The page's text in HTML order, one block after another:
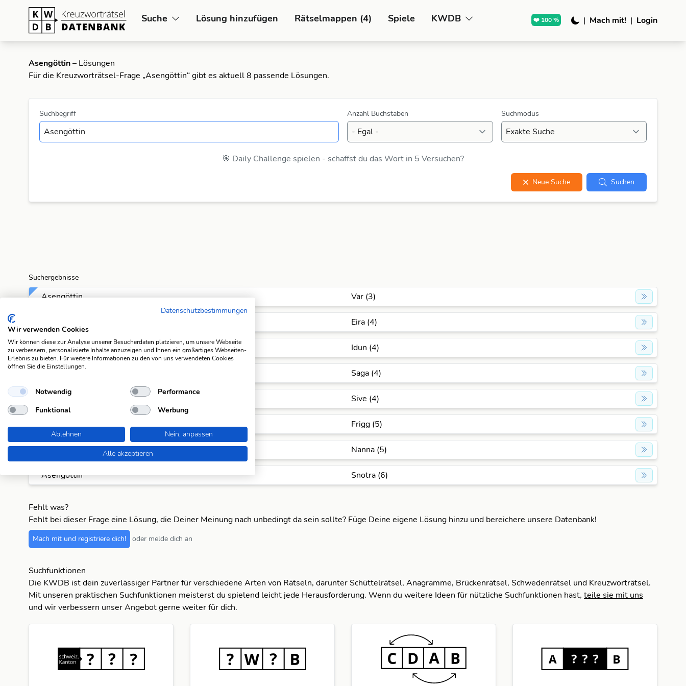
Suche Lösung hinzufügen Rätselmappen (4) Spiele KWDB ❤️ 100 % | Mach mit! | Login
Asengöttin– Lösungen
Für die Kreuzworträtsel-Frage „Asengöttin“ gibt es aktuell 8 passende Lösungen.
Suchbegriff Anzahl Buchstaben Suchmodus
🎯 Daily Challenge spielen - schaffst du das Wort in 5 Versuchen?
Neue Suche Suchen
Suchergebnisse
Asengöttin Var (3)
Eira (4)
Asengöttin Idun (4)
Asengöttin Saga (4)
Asengöttin Sive (4)
Asengöttin Frigg (5)
Asengöttin Nanna (5)
Asengöttin Snotra (6)
Fehlt was?
Fehlt bei dieser Frage eine Lösung, die Deiner Meinung nach unbedingt da sein sollte? Füge Deine eigene Lösung hinzu und bereichere unsere Datenbank!
Mach mit und registriere dich! oder melde dich an
Suchfunktionen
Die KWDB ist dein zuverlässiger Partner für verschiedene Arten von Rätseln, darunter Schüttelrätsel, Anagramme, Brückenrätsel, Schwedenrätsel und Kreuzworträtsel.
Mit unseren praktischen Suchfunktionen meisterst du spielend leicht jede Herausforderung. Wenn du weitere Ideen für nützliche Suchfunktionen hast, teile sie mit uns
und wir verbessern unser Angebot gerne weiter für dich.
Datenschutzbestimmungen
Wir verwenden Cookies
Wir können diese zur Analyse unserer Besucherdaten platzieren, um unsere Webseite
zu verbessern, personalisierte Inhalte anzuzeigen und Ihnen ein großartiges Webseiten-
Erlebnis zu bieten. Für weitere Informationen zu den von uns verwendeten Cookies
öffnen Sie die Einstellungen.
Notwendig
Performance
Funktional
Werbung
Ablehnen
Nein, anpassen
Alle akzeptieren